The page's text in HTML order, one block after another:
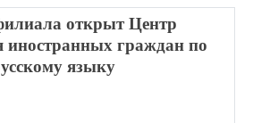
открыт Центр
иностранных граждан по
языку